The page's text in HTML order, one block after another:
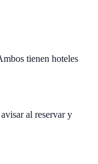
tienen hoteles
al reservar y